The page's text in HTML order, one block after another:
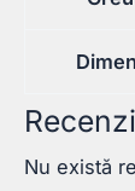
Nu există